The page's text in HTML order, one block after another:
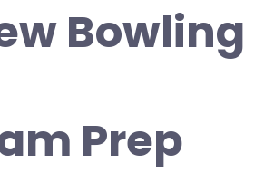
Bowling
Prep